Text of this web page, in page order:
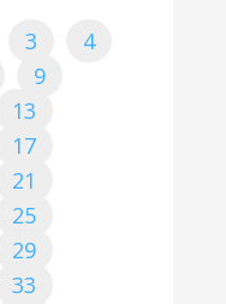
3
4
9
13
17
21
25
29
33